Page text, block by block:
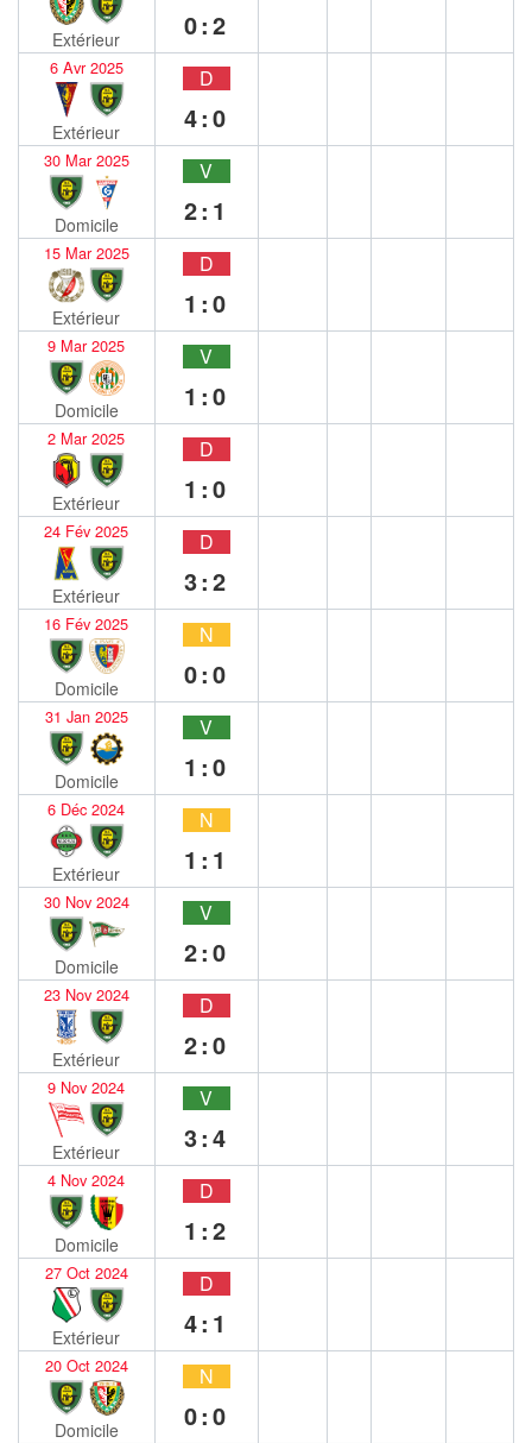
Extérieur 0:2
6 Avr 2025
Extérieur
D
4:0
30 Mar 2025
Domicile
V
2:1
15 Mar 2025
Extérieur
D
1:0
9 Mar 2025
Domicile
V
1:0
2 Mar 2025
Extérieur
D
1:0
24 Fév 2025
Extérieur
D
3:2
16 Fév 2025
Domicile
N
0:0
31 Jan 2025
Domicile
V
1:0
6 Déc 2024
Extérieur
N
1:1
30 Nov 2024
Domicile
V
2:0
23 Nov 2024
Extérieur
D
2:0
9 Nov 2024
Extérieur
V
3:4
4 Nov 2024
Domicile
D
1:2
27 Oct 2024
Extérieur
D
4:1
20 Oct 2024
Domicile
N
0:0